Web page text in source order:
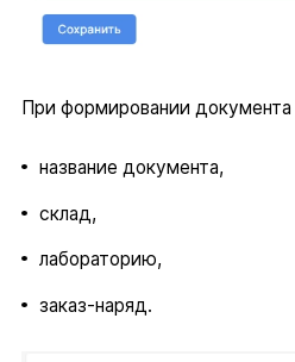
При формировании документа
название документа,
склад,
лабораторию,
заказ-наряд.